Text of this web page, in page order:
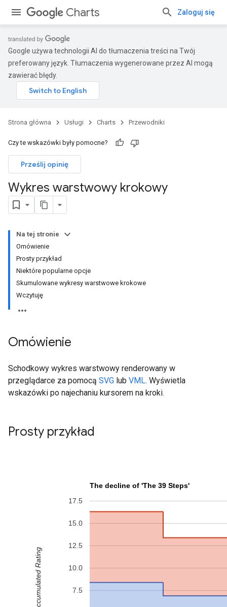
Charts Zaloguj się
Google używa technologii AI do tłumaczenia treści na Twój
preferowany język. Tłumaczenia wygenerowane przez AI mogą
zawierać błędy.
Strona główna Usługi Charts Przewodniki
Czy te wskazówki były pomocne?
Prześlij opinię
Wykres warstwowy krokowy
Na tej stronie
Omówienie
Prosty przykład
Niektóre popularne opcje
Skumulowane wykresy warstwowe krokowe
Wczytuję
Omówienie
Schodkowy wykres warstwowy renderowany w
przeglądarce za pomocą SVG lub VML. Wyświetla
wskazówki po najechaniu kursorem na kroki.
Prosty przykład